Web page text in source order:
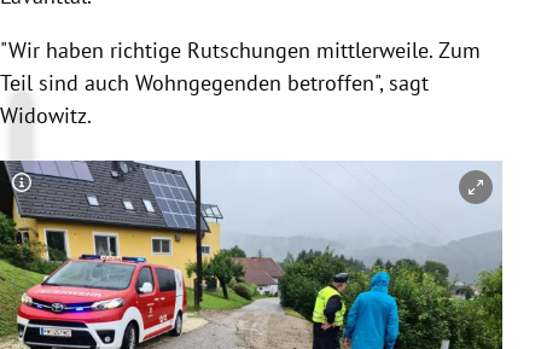
"Wir haben richtige Rutschungen mittlerweile. Zum
Teil sind auch Wohngegenden betroffen", sagt
Widowitz.
Copyright-Hinweis öffnen/schließen